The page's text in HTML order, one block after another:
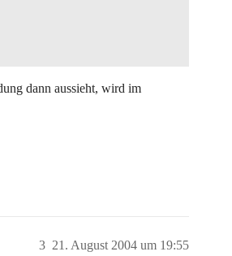
dann aussieht, wird im
21. August 2004 um 19:55
3